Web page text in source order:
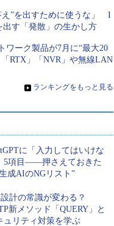
え”を出すために使うな」 I
出す「発散」の生かし方
ワーク製品が7月に“最大20
RTX」「NVR」や無線LAN
» ランキングをもっと見る
に「入力してはいけな
5項目――押さえておきた
成AIのNGリスト”
計の常識が変わる？
新メソッド「QUERY」と
ュリティ対策を学ぶ